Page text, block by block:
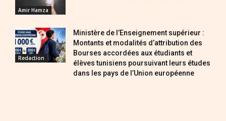
Amir Hamza
Redaction
Ministère de l’Enseignement supérieur :
Montants et modalités d’attribution des
Bourses accordées aux étudiants et
élèves tunisiens poursuivant leurs études
dans les pays de l’Union européenne